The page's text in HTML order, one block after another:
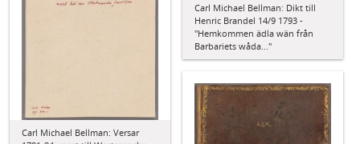
Carl Michael Bellman: Dikt till
Henric Brandel 14/9 1793 -
"Hemkommen ädla wän från
Barbariets wåda..."
Carl Michael Bellman: Versar